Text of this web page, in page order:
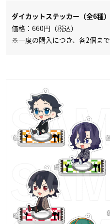
ダイカットステッカー（全6種）
価格：660円（税込）
※一度の購入につき、各2個まで